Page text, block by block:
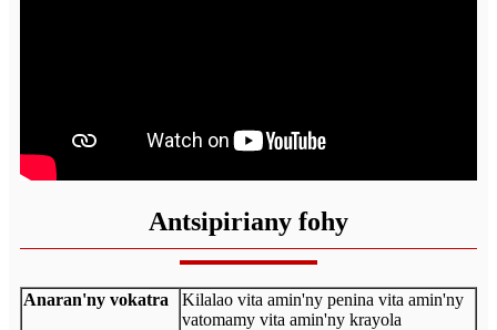
Antsipiriany fohy
Anaran'ny vokatra
Kilalao vita amin'ny penina vita amin'ny
vatomamy vita amin'ny krayola